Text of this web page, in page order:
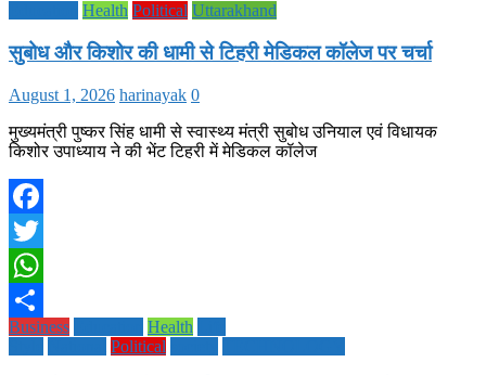
Health Political Uttarakhand
सुबोध और किशोर की धामी से टिहरी मेडिकल कॉलेज पर चर्चा
August 1, 2026 harinayak 0
मुख्यमंत्री पुष्कर सिंह धामी से स्वास्थ्य मंत्री सुबोध उनियाल एवं विधायक
किशोर उपाध्याय ने की भेंट टिहरी में मेडिकल कॉलेज
Facebook
Twitter
WhatsApp
Share
Business Health
Political